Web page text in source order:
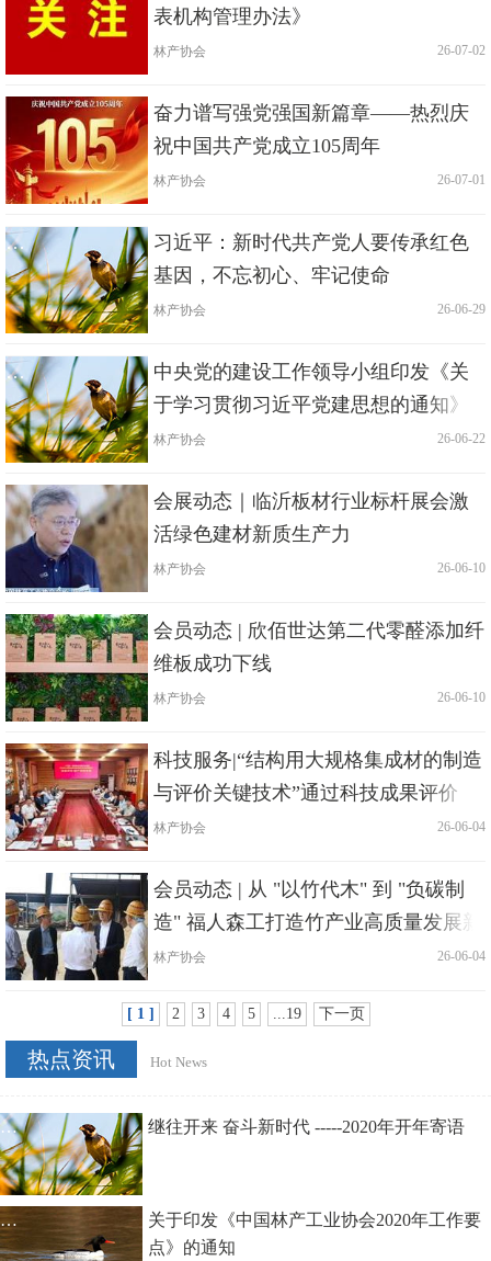
表机构管理办法》
林产协会 | 26-07-02
奋力谱写强党强国新篇章——热烈庆
祝中国共产党成立105周年
林产协会 | 26-07-01
习近平：新时代共产党人要传承红色
基因，不忘初心、牢记使命
林产协会 | 26-06-29
中央党的建设工作领导小组印发《关
于学习贯彻习近平党建思想的通知》
林产协会 | 26-06-22
会展动态｜临沂板材行业标杆展会激
活绿色建材新质生产力
林产协会 | 26-06-10
会员动态 | 欣佰世达第二代零醛添加纤
维板成功下线
林产协会 | 26-06-10
科技服务|“结构用大规格集成材的制造
与评价关键技术”通过科技成果评价
林产协会 | 26-06-04
会员动态 | 从 "以竹代木" 到 "负碳制
造" 福人森工打造竹产业高质量发展新
样板
林产协会 | 26-06-04
[ 1 ] 2 3 4 5 ...19 下一页
热点资讯 Hot News
继往开来 奋斗新时代 -----2020年开年寄语
关于印发《中国林产工业协会2020年工作要
点》的通知